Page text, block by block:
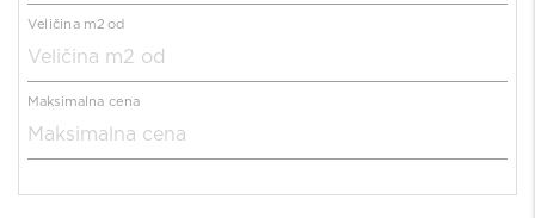
Veličina m2 od
Maksimalna cena